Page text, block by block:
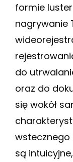
formie
nagrywanie
do
oraz do
się wokół
wstecznego
są